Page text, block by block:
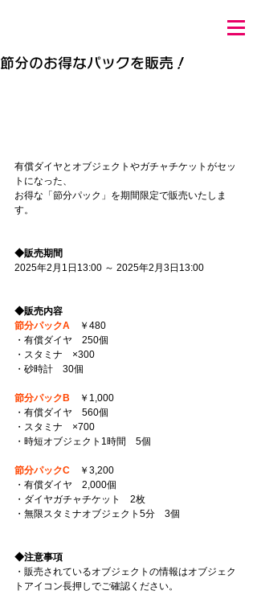
節分のお得なパックを販売！
有償ダイヤとオブジェクトやガチャチケットがセッ
トになった、
お得な「節分パック」を期間限定で販売いたしま
す。
◆販売期間
2025年2月1日13:00 ～ 2025年2月3日13:00
◆販売内容
節分パックA ￥480
・有償ダイヤ　250個
・スタミナ　×300
・砂時計　30個
節分パックB ￥1,000
・有償ダイヤ　560個
・スタミナ　×700
・時短オブジェクト1時間　5個
節分パックC ￥3,200
・有償ダイヤ　2,000個
・ダイヤガチャチケット　2枚
・無限スタミナオブジェクト5分　3個
◆注意事項
・販売されているオブジェクトの情報はオブジェク
トアイコン長押しでご確認ください。